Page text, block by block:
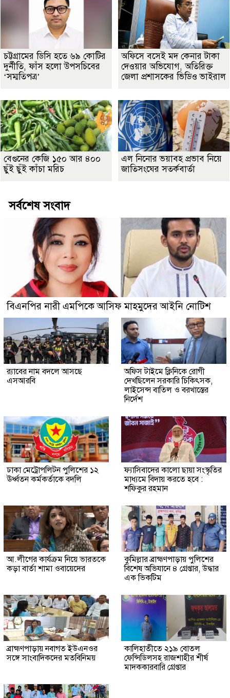
চট্টগ্রামের ডিসি হতে ৬৯ কোটির
দুর্নীতি, ফাঁস হলো উপসচিবের
‘সম্মতিপত্র’
অফিসে বসেই মদ কেনার টাকা
দেওয়ার অভিযোগ, অতিরিক্ত
জেলা প্রশাসকের ভিডিও ভাইরাল
বেগুনের কেজি ১৫০ আর ৪০০
ছুঁই ছুঁই কাঁচা মরিচ
এল নিনোর ভয়াবহ প্রভাব নিয়ে
জাতিসংঘের সতর্কবার্তা
সর্বশেষ সংবাদ
বিএনপির নারী এমপিকে আসিফ মাহমুদের আইনি নোটিশ
র‍্যাবের নাম বদলে আসছে
এসআরবি
অফিস টাইমে ক্লিনিকে রোগী
দেখছিলেন সরকারি চিকিৎসক,
লাইসেন্স বাতিল ও বরখাস্তের
নির্দেশ
ঢাকা মেট্রোপলিটন পুলিশের ১২
ঊর্ধ্বতন কর্মকর্তাকে বদলি
ফ্যাসিবাদের কালো ছায়া সংস্কৃতির
মাধ্যমে বিদায় করতে হবে :
শফিকুর রহমান
আ.লীগের কার্যক্রম নিয়ে ভারতকে
কড়া বার্তা শামা ওবায়েদের
কুমিল্লার ব্রাহ্মণপাড়ায় পুলিশের
বিশেষ অভিযানে ৪ গ্রেপ্তার, উদ্ধার
এক ভিকটিম
ব্রাহ্মণপাড়ায় নবাগত ইউএনওর
সঙ্গে সাংবাদিকদের মতবিনিময়
কালিহাতীতে ২১৯ বোতল
ফেন্সিডিলসহ রাজশাহীর শীর্ষ
মাদককারবারি গ্রেপ্তার